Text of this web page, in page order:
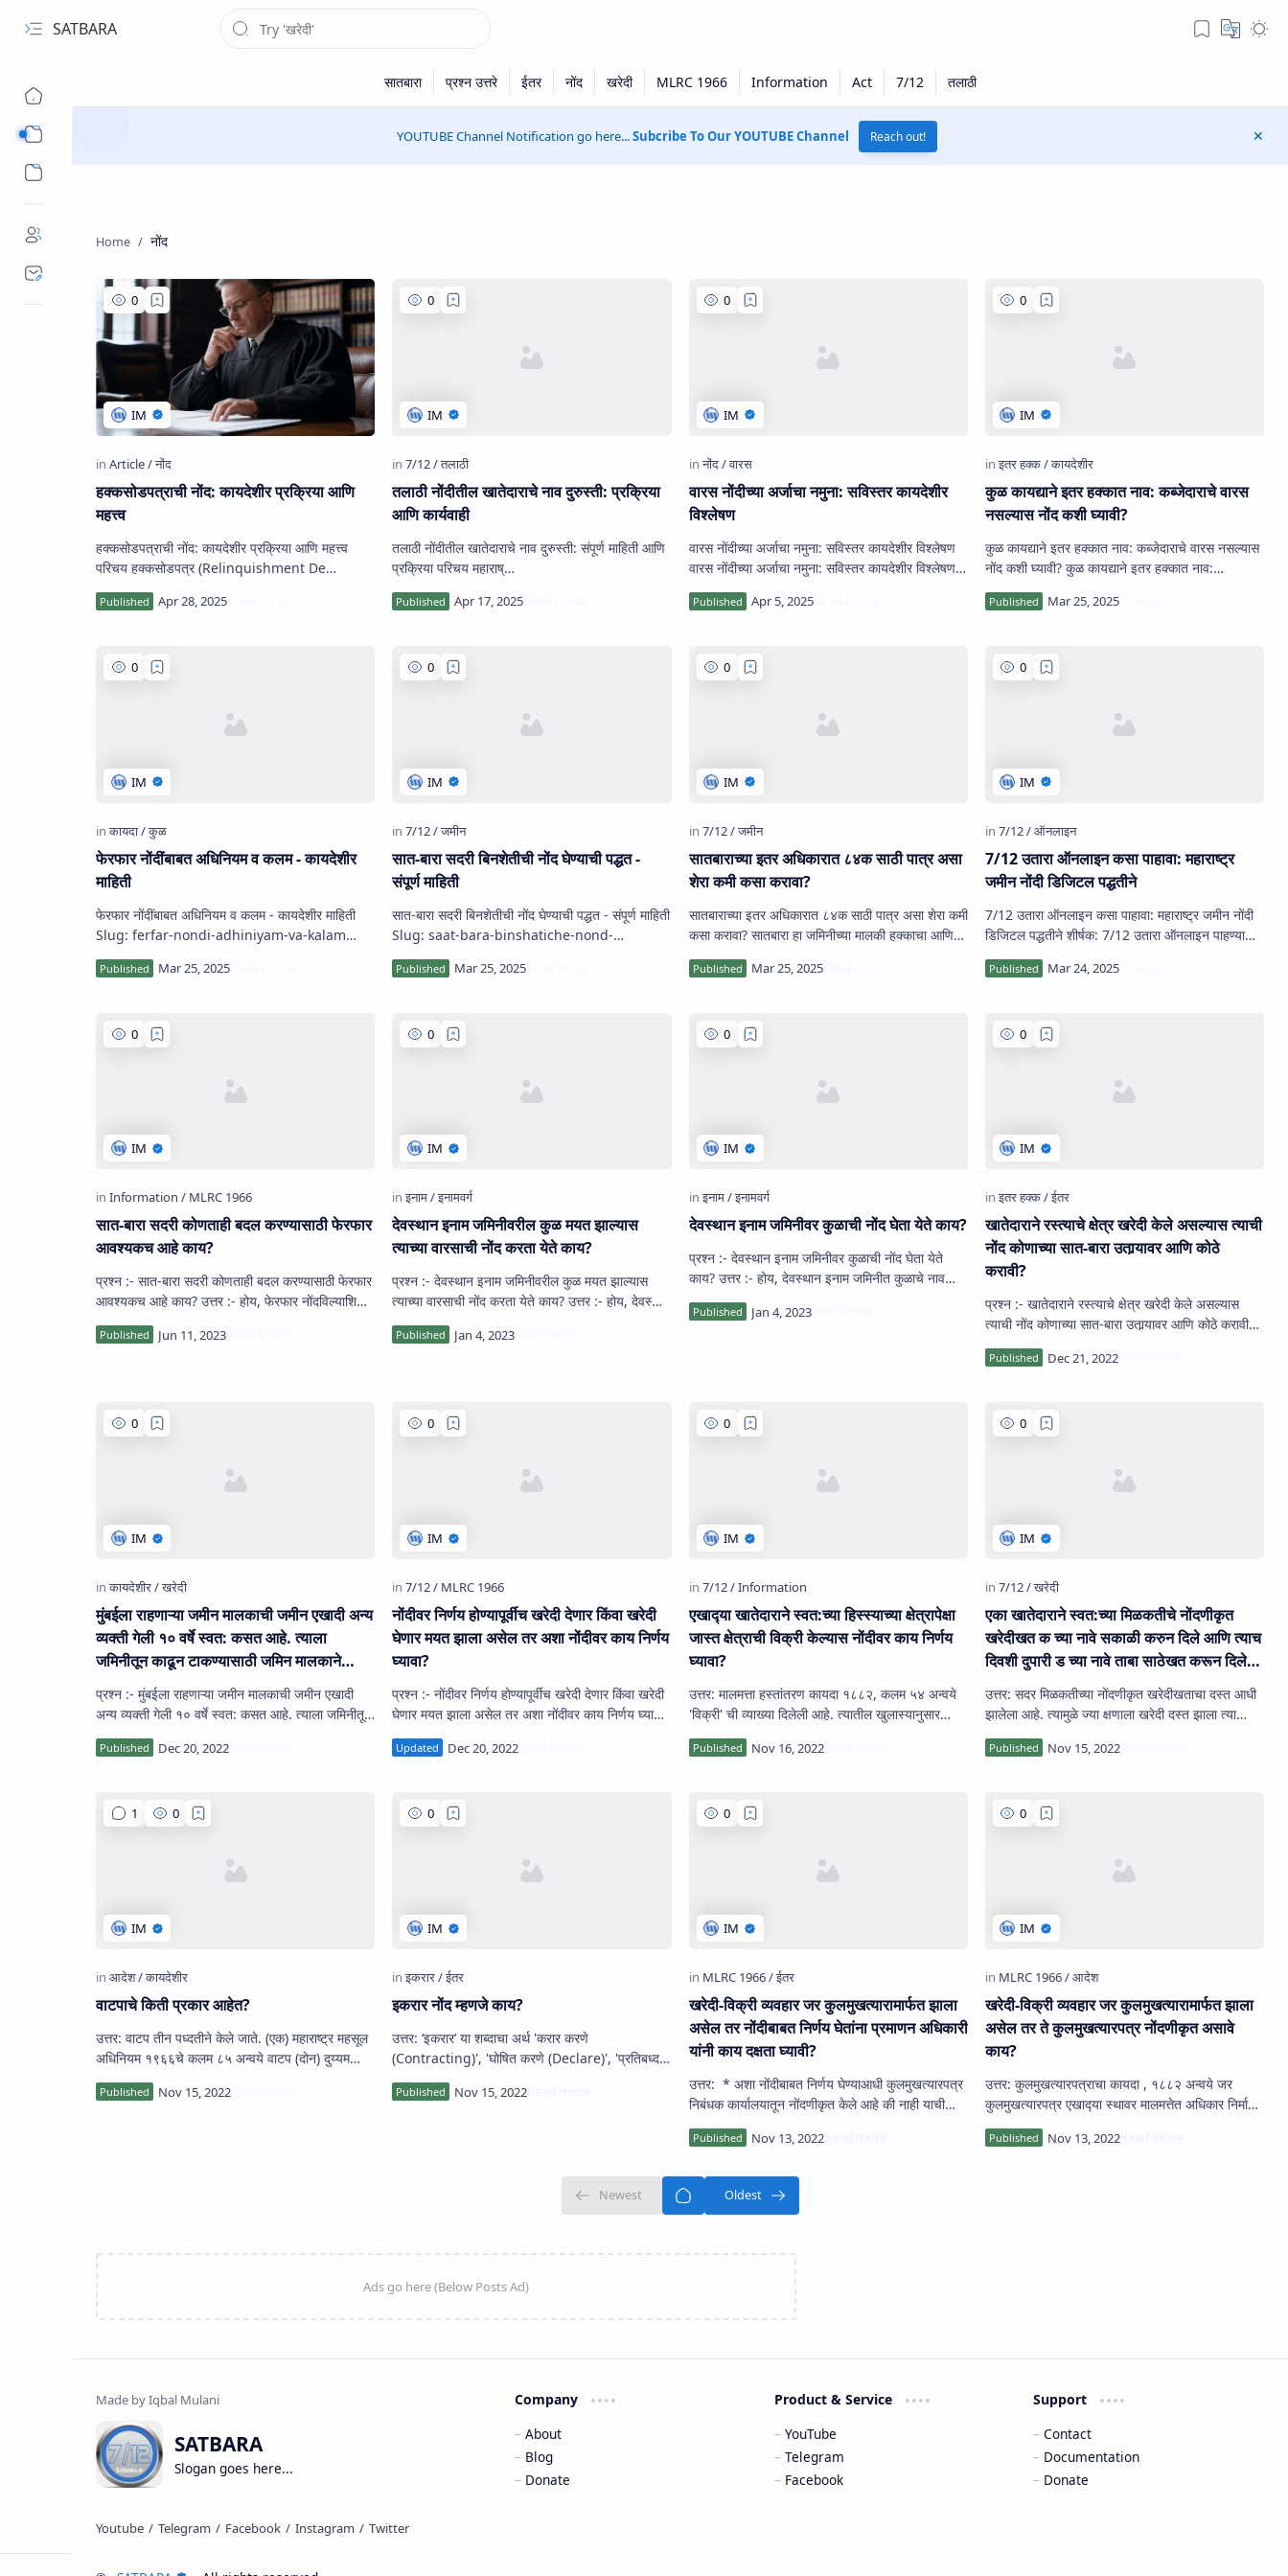
SATBARA
YOUTUBE Channel Notification go here...Subcribe To Our YOUTUBE Channel Reach out!
नोंद
हक्कसोडपत्राची नोंद: कायदेशीर प्रक्रिया आणि
महत्त्व
हक्कसोडपत्राची नोंद: कायदेशीर प्रक्रिया आणि महत्त्व
परिचय हक्कसोडपत्र (Relinquishment De…
तलाठी नोंदीतील खातेदाराचे नाव दुरुस्ती: प्रक्रिया
आणि कार्यवाही
तलाठी नोंदीतील खातेदाराचे नाव दुरुस्ती: संपूर्ण माहिती आणि
प्रक्रिया परिचय महाराष्…
वारस नोंदीच्या अर्जाचा नमुना: सविस्तर कायदेशीर
विश्लेषण
वारस नोंदीच्या अर्जाचा नमुना: सविस्तर कायदेशीर विश्लेषण
वारस नोंदीच्या अर्जाचा नमुना: सविस्तर कायदेशीर विश्लेषण
…
कुळ कायद्याने इतर हक्कात नाव: कब्जेदाराचे वारस
नसल्यास नोंद कशी घ्यावी?
कुळ कायद्याने इतर हक्कात नाव: कब्जेदाराचे वारस नसल्यास
नोंद कशी घ्यावी? कुळ कायद्याने इतर हक्कात नाव:
कब्जेदाराचे वारस न…
फेरफार नोंदींबाबत अधिनियम व कलम - कायदेशीर
माहिती
फेरफार नोंदींबाबत अधिनियम व कलम - कायदेशीर माहिती
Slug: ferfar-nondi-adhiniyam-va-kalam
सात-बारा सदरी बिनशेतीची नोंद घेण्याची पद्धत -
संपूर्ण माहिती
सात-बारा सदरी बिनशेतीची नोंद घेण्याची पद्धत - संपूर्ण माहिती
Slug: saat-bara-binshatiche-nond-
सातबाराच्या इतर अधिकारात ८४क साठी पात्र असा
शेरा कमी कसा करावा?
सातबाराच्या इतर अधिकारात ८४क साठी पात्र असा शेरा कमी
कसा करावा? सातबारा हा जमिनीच्या मालकी हक्काचा आणि
7/12 उतारा ऑनलाइन कसा पाहावा: महाराष्ट्र
जमीन नोंदी डिजिटल पद्धतीने
7/12 उतारा ऑनलाइन कसा पाहावा: महाराष्ट्र जमीन नोंदी
डिजिटल पद्धतीने शीर्षक: 7/12 उतारा ऑनलाइन पाहण्याची
सात-बारा सदरी कोणताही बदल करण्‍यासाठी फेरफार
आवश्‍यकच आहे काय?
प्रश्‍न :- सात-बारा सदरी कोणताही बदल करण्‍यासाठी फेरफार
आवश्‍यकच आहे काय? उत्तर :- होय, फेरफार नोंदविल्‍याशिवाय
आणि फेरफार प्रमाणित झाल्‍…
देवस्‍थान इनाम जमिनीवरील कुळ मयत झाल्‍यास
त्‍याच्‍या वारसाची नोंद करता येते काय?
प्रश्‍न :- देवस्‍थान इनाम जमिनीवरील कुळ मयत झाल्‍यास
त्‍याच्‍या वारसाची नोंद करता येते काय? उत्तर :- होय, देवस्‍थान
इनाम जमिनीला वारसांची न…
देवस्‍थान इनाम जमिनीवर कुळाची नोंद घेता येते काय?
प्रश्‍न :- देवस्‍थान इनाम जमिनीवर कुळाची नोंद घेता येते
काय? उत्तर :- होय, देवस्‍थान इनाम जमिनीत कुळाचे नाव
दाखल होऊ शकते परंतु जर देवस्‍थ…
खातेदाराने रस्‍त्‍याचे क्षेत्र खरेदी केले असल्‍यास त्‍याची
नोंद कोणाच्‍या सात-बारा उतार्‍यावर आणि कोठे
करावी?
प्रश्‍न :- खातेदाराने रस्‍त्‍याचे क्षेत्र खरेदी केले असल्‍यास
त्‍याची नोंद कोणाच्‍या सात-बारा उतार्‍यावर आणि कोठे करावी?
उत्तर :- खातेदारा…
मुंबईला राहणाऱ्या जमीन मालकाची जमीन एखादी अन्‍य
व्यक्ती गेली १० वर्षे स्वत: कसत आहे. त्याला
जमिनीतून काढून टाकण्यासाठी जमिन मालकाने
मनाईचा दावा लावला होता. तो दिवाणी न्यायालयाने
फेटाळला आहे. आता जमीन कसणार्‍या व्‍यक्‍तीने
म्‍हणून अर्ज केला आहे. काय निर्णय घ्‍यावा?
प्रश्‍न :- मुंबईला राहणाऱ्या जमीन मालकाची जमीन एखादी
अन्‍य व्यक्ती गेली १० वर्षे स्वत: कसत आहे. त्याला जमिनीतून
काढून टाकण्यासाठी जमिन मालकाने मनाईच…
नोंदीवर निर्णय होण्‍यापूर्वीच खरेदी देणार किंवा खरेदी
घेणार मयत झाला असेल तर अशा नोंदीवर काय निर्णय
घ्‍यावा?
प्रश्‍न :- नोंदीवर निर्णय होण्‍यापूर्वीच खरेदी देणार किंवा खरेदी
घेणार मयत झाला असेल तर अशा नोंदीवर काय निर्णय घ्‍यावा?
उत्तर :- खरेदी देणार…
एखाद्‍या खातेदाराने स्वत:च्या हिस्‍स्‍याच्‍या क्षेत्रापेक्षा
जास्त क्षेत्राची विक्री केल्‍यास नोंदीवर काय निर्णय
घ्‍यावा?
उत्तर: मालमत्ता हस्तांतरण कायदा १८८२, कलम ५४ अन्वये
'विक्री' ची व्‍याख्‍या दिलेली आहे. त्‍यातील खुलास्‍यानुसार
विक्रेता हा फक्‍त स्‍वत:च्‍…
एका खातेदाराने स्‍वत:च्‍या मिळकतीचे नोंदणीकृत
खरेदीखत क च्‍या नावे सकाळी करुन दिले आणि त्‍याच
दिवशी दुपारी ड च्‍या नावे ताबा साठेखत करून दिले.
या नोंदीबाबत काय कार्यवाही करावी?
उत्तर: सदर मिळकतीच्‍या नोंदणीकृत खरेदीखताचा दस्त आधी
झालेला आहे. त्‍यामुळे ज्‍या क्षणाला खरेदी दस्त झाला त्‍या
क्षणापासून, त्‍या खातेदाराचा सदर मिळ…
वाटपाचे किती प्रकार आहेत?
उत्तर: वाटप तीन पध्‍दतीने केले जाते. (एक) महाराष्ट्र महसूल
अधिनियम १९६६चे कलम ८५ अन्वये वाटप (दोन) दुय्यम
निबंधकासमोर नोंदणीकृत वाटप (तीन) दिवाणी…
इकरार नोंद म्‍हणजे काय?
उत्तर: ‘इकरार’ या शब्दाचा अर्थ 'करार करणे
(Contracting)', 'घोषित करणे (Declare)', 'प्रतिबध्दता
(Engagement)' असा होतो. एखाद…
खरेदी-विक्री व्‍यवहार जर कुलमुखत्यारामार्फत झाला
असेल तर नोंदीबाबत निर्णय घेतांना प्रमाणन अधिकारी
यांनी काय दक्षता घ्‍यावी?
उत्तर: * अशा नोंदीबाबत निर्णय घेण्‍याआधी कुलमुखत्यारपत्र
निबंधक कार्यालयातून नोंदणीकृत केले आहे की नाही याची
खात्री करावी. * कुलमुखत्यारपत्रात मिळ…
खरेदी-विक्री व्‍यवहार जर कुलमुखत्यारामार्फत झाला
असेल तर ते कुलमुखत्यारपत्र नोंदणीकृत असावे
काय?
उत्तर: कुलमुखत्यारपत्राचा कायदा , १८८२ अन्‍वये जर
कुलमुखत्यारपत्र एखाद्‍या स्‍थावर मालमत्तेत अधिकार निर्माण
करणारे नसेल तर ते नोंदणीकृत असणे आवश्‍य…
SATBARA
Slogan goes here...
Company
About
Blog
Donate
Product & Service
YouTube
Telegram
Facebook
Support
Contact
Documentation
Donate